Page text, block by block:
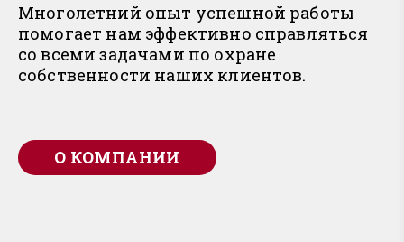
Многолетний опыт успешной работы
помогает нам эффективно справляться
со всеми задачами по охране
собственности наших клиентов.
О КОМПАНИИ